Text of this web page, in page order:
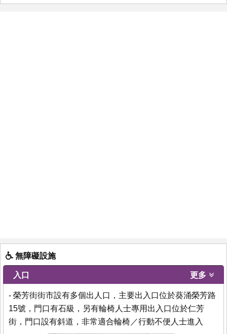
無障礙設施
入口 更多
- 榮芳街街市設有多個出人口，主要出入口位於葵涌榮芳路
15號，門口有石級，另有輪椅人士專用出入口位於仁芳
街，門口設有斜道，非常適合輪椅／行動不便人士進入